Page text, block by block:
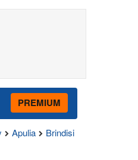
PREMIUM
Apulia Brindisi